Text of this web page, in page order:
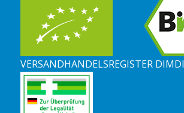
VERSANDHANDELSREGISTER DIMDI